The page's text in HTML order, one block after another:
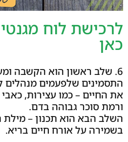
לרכישת לוח
כאן
6. שלב ראשון הוא הקשבה
התסמינים שלפעמים מנהלים
את החיים – כמו עצירות,
ורמת סוכר גבוהה בדם.
השלב הבא הוא תכנון –
בשמירה על אורח חיים בריא.